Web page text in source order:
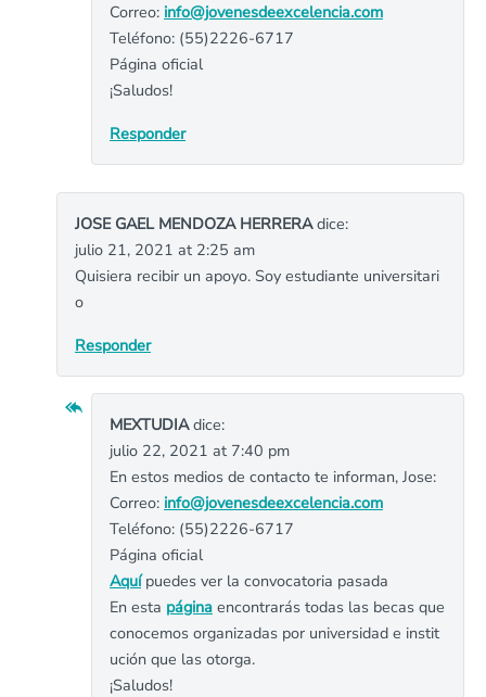
Correo: info@jovenesdeexcelencia.com
Teléfono: (55)2226-6717
Página oficial
¡Saludos!
Responder
JOSE GAEL MENDOZA HERRERAdice:
julio 21, 2021 at 2:25 am
Quisiera recibir un apoyo. Soy estudiante universitari
o
Responder
MEXTUDIAdice:
julio 22, 2021 at 7:40 pm
En estos medios de contacto te informan, Jose:
Correo: info@jovenesdeexcelencia.com
Teléfono: (55)2226-6717
Página oficial
Aquípuedes ver la convocatoria pasada
En esta página encontrarás todas las becas que
conocemos organizadas por universidad e instit
ución que las otorga.
¡Saludos!